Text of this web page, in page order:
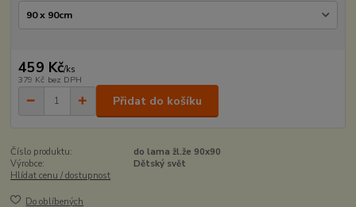
459 Kč/ks
379 Kč bez DPH
Přidat do košíku
Číslo produktu:
do lama žl.že 90x90
Výrobce:
Dětský svět
Hlídat cenu / dostupnost
Do oblíbených